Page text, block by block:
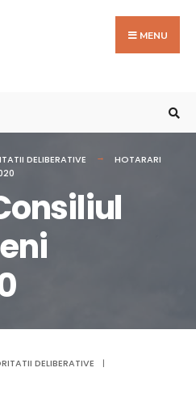
MENU
DELIBERATIVE
HOTARARI
DELIBERATIVE
|